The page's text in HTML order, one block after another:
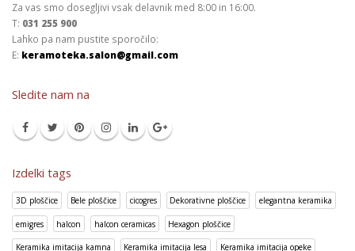
Za vas smo dosegljivi vsak delavnik med 8:00 in 16:00.
T: 031 255 900
Lahko pa nam pustite sporočilo:
E: keramoteka.salon@gmail.com
Sledite nam na
Izdelki tags
3D ploščice Bele ploščice cicogres Dekorativne ploščice elegantna keramika
emigres halcon halcon ceramicas Hexagon ploščice
Keramika imitacija kamna Keramika imitacija lesa Keramika imitacija opeke